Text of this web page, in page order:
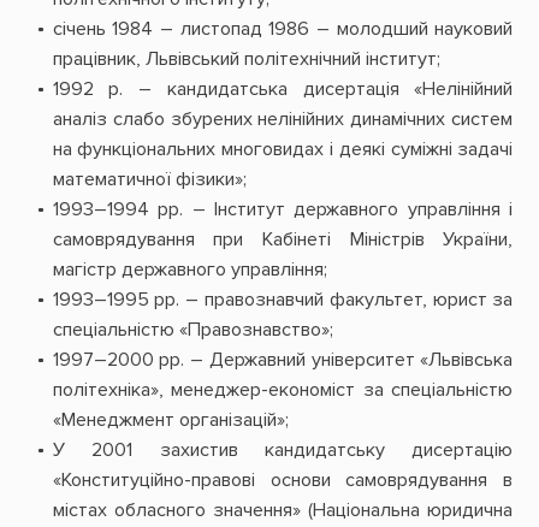
січень 1984 – листопад 1986 – молодший науковий
працівник, Львівський політехнічний інститут;
1992 р. – кандидатська дисертація «Нелінійний
аналіз слабо збурених нелінійних динамічних систем
на функціональних многовидах і деякі суміжні задачі
математичної фізики»;
1993–1994 рр. – Інститут державного управління і
самоврядування при Кабінеті Міністрів України,
магістр державного управління;
1993–1995 рр. – правознавчий факультет, юрист за
спеціальністю «Правознавство»;
1997–2000 рр. – Державний університет «Львівська
політехніка», менеджер-економіст за спеціальністю
«Менеджмент організацій»;
У 2001 захистив кандидатську дисертацію
«Конституційно-правові основи самоврядування в
містах обласного значення» (Національна юридична